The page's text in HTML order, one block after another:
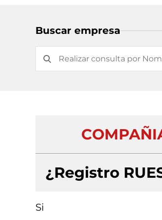
Buscar empresa
¿Registro
Si